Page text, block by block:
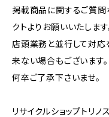
掲載商品に関するご質問
クトよりお願いいたします
店頭業務と並行して対応
来ない場合もございます。
何卒ご了承下さいませ。
リサイクルショップトリノ